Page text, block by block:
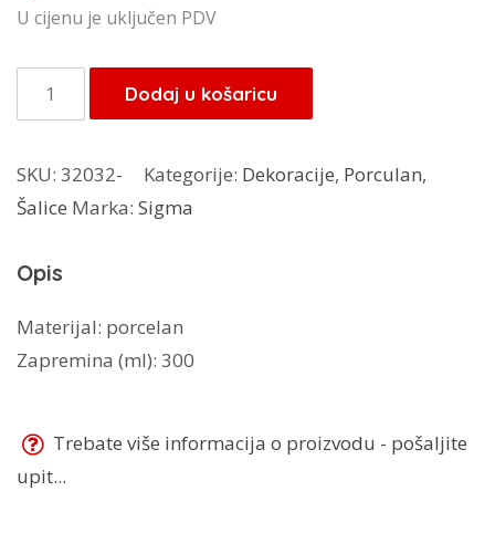
U cijenu je uključen PDV
Sigma
šalica
N240364C
količina
Dodaj u košaricu
SKU: 32032- Kategorije: Dekoracije, Porculan,
Šalice Marka: Sigma
Opis
Materijal: porcelan
Zapremina (ml): 300
Trebate više informacija o proizvodu - pošaljite
upit...